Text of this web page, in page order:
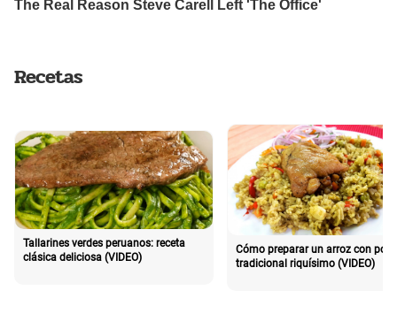
Recetas
Tallarines verdes peruanos: receta
clásica deliciosa (VIDEO)
Cómo preparar un arroz con pollo
tradicional riquísimo (VIDEO)